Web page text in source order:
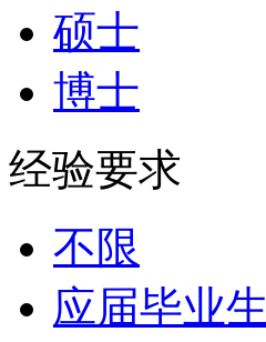
硕士
博士
经验要求
不限
应届毕业生